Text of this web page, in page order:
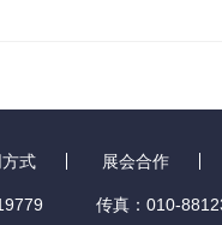
方式 展会合作
传真：010-